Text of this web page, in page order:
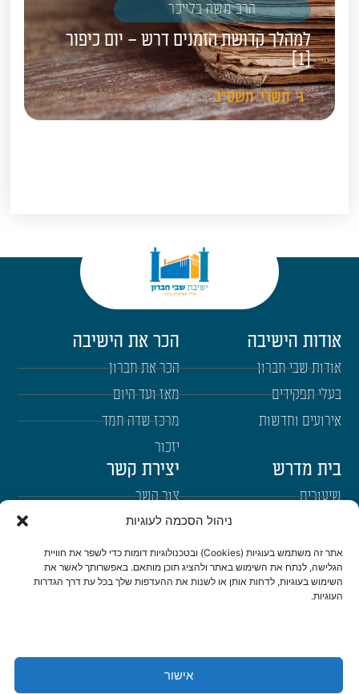
ניהול הסכמה לעוגיות
אתר זה משתמש בעוגיות (Cookies) ובטכנולוגיות דומות כדי לשפר את חוויית
הגלישה, לנתח את השימוש באתר ולהציג תוכן מותאם. באפשרותך לאשר את
השימוש בעוגיות, לדחות אותן או לשנות את ההעדפות שלך בכל עת דרך הגדרות
העוגיות.
אישור
הרב משה בלייכר
למהלך קדושת הזמנים דרש – יום כיפור
[1]
ג' תשרי תשס"ב
אודות הישיבה
אודות שבי חברון
בעלי תפקידים
אירועים וחדשות
הכר את הישיבה
הכר את חברון
מאז ועד היום
מרכז שדה חמד
יזכור
בית מדרש
שיעורים
ימי עיון
יצירת קשר
צור קשר
הרשמה לשבו"ש
היה שותף
דרכי הגעה